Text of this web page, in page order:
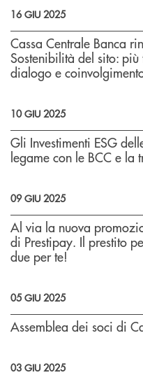
16 GIU 2025
Cassa Centrale Banca
Sostenibilità del sito:
dialogo e
10 GIU 2025
Gli Investimenti ESG
legame con le BCC e la
09 GIU 2025
Al via la nuova
di Prestipay. Il prestito
due per te!
05 GIU 2025
Assemblea dei soci di
03 GIU 2025